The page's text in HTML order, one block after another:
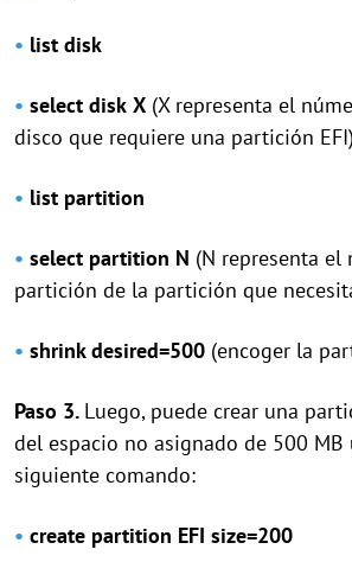
• list disk
• select disk X (X representa el
disco que requiere una partición EFI)
• list partition
• select partition N (N representa el
partición de la partición que
• shrink desired=500 (encoger la
Paso 3. Luego, puede crear una
del espacio no asignado de 500
siguiente comando:
• create partition EFI size=200